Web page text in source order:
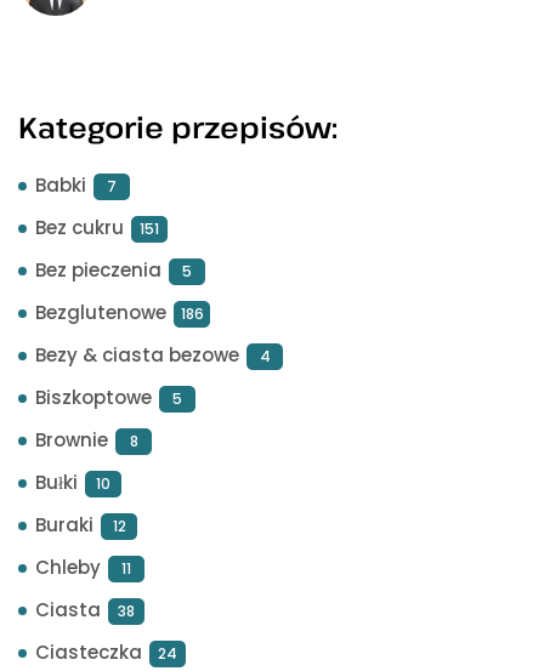
Kategorie przepisów:
Babki 7
Bez cukru 151
Bez pieczenia 5
Bezglutenowe 186
Bezy & ciasta bezowe 4
Biszkoptowe 5
Brownie 8
Bułki 10
Buraki 12
Chleby 11
Ciasta 38
Ciasteczka 24